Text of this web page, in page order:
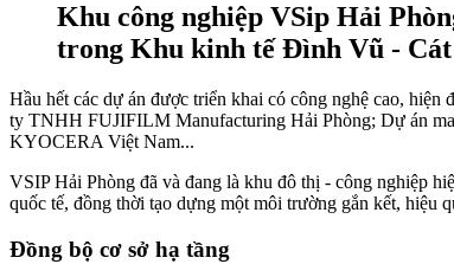
Khu công nghiệp VSip Hải
trong Khu kinh tế Đình Vũ -
Hầu hết các dự án được triển khai có công nghệ cao,
ty TNHH FUJIFILM Manufacturing Hải Phòng; Dự án
KYOCERA Việt Nam...
VSIP Hải Phòng đã và đang là khu đô thị - công nghiệp
quốc tế, đồng thời tạo dựng một môi trường gắn kết, hiệu
Đồng bộ cơ sở hạ tầng